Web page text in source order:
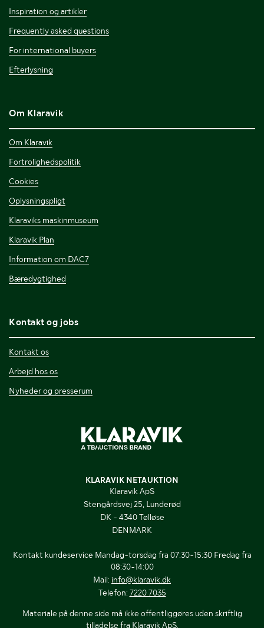
Inspiration og artikler
Frequently asked questions
For international buyers
Efterlysning
Om Klaravik
Om Klaravik
Fortrolighedspolitik
Cookies
Oplysningspligt
Klaraviks maskinmuseum
Klaravik Plan
Information om DAC7
Bæredygtighed
Kontakt og jobs
Kontakt os
Arbejd hos os
Nyheder og presserum
KLARAVIK NETAUKTION
Klaravik ApS
Stengårdsvej 25, Lunderød
DK - 4340 Tølløse
DENMARK
Kontakt kundeservice Mandag-torsdag fra 07:30-15:30 Fredag fra
08:30-14:00
Mail: info@klaravik.dk
Telefon: 7220 7035
Materiale på denne side må ikke offentliggøres uden skriftlig
tilladelse fra Klaravik ApS.